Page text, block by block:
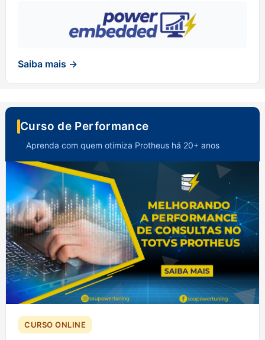
Saiba mais →
Curso de Performance
Aprenda com quem otimiza Protheus há 20+ anos
CURSO ONLINE